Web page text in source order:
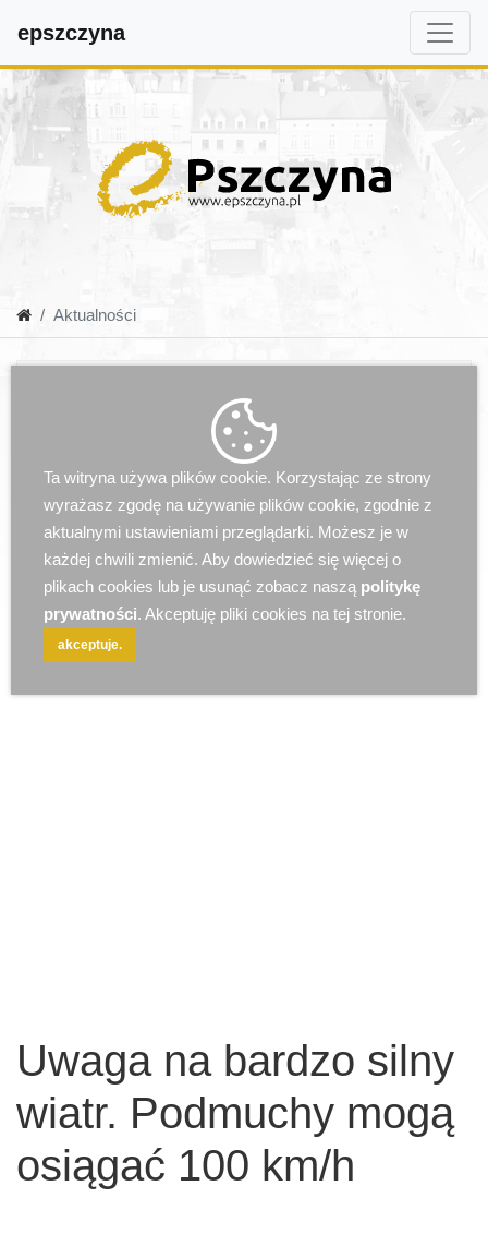
epszczyna
Aktualności
Uwaga na bardzo silny
wiatr. Podmuchy mogą
osiągać 100 km/h
Ta witryna używa plików cookie. Korzystając ze strony
wyrażasz zgodę na używanie plików cookie, zgodnie z
aktualnymi ustawieniami przeglądarki. Możesz je w
każdej chwili zmienić. Aby dowiedzieć się więcej o
plikach cookies lub je usunąć zobacz naszą politykę
prywatności. Akceptuję pliki cookies na tej stronie.
akceptuje.